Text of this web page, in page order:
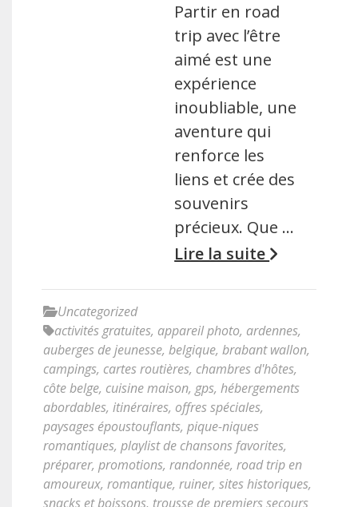
Partir en road
trip avec l’être
aimé est une
expérience
inoubliable, une
aventure qui
renforce les
liens et crée des
souvenirs
précieux. Que …
Lire la suite
Uncategorized
activités gratuites, appareil photo, ardennes,
auberges de jeunesse, belgique, brabant wallon,
campings, cartes routières, chambres d'hôtes,
côte belge, cuisine maison, gps, hébergements
abordables, itinéraires, offres spéciales,
paysages époustouflants, pique-niques
romantiques, playlist de chansons favorites,
préparer, promotions, randonnée, road trip en
amoureux, romantique, ruiner, sites historiques,
snacks et boissons, trousse de premiers secours